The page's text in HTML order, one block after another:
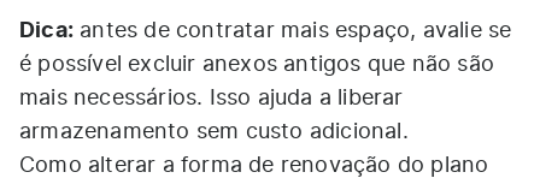
Dica: antes de contratar mais espaço, avalie se
é possível excluir anexos antigos que não são
mais necessários. Isso ajuda a liberar
armazenamento sem custo adicional.
Como alterar a forma de renovação do plano